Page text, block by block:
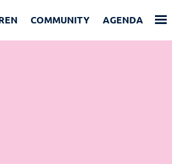
COMMUNITY AGENDA